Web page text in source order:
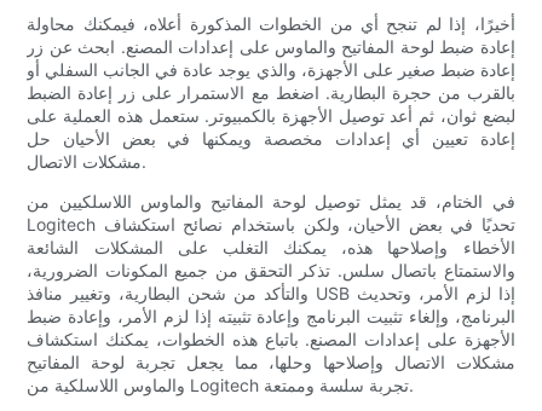
أخيرًا، إذا لم تنجح أي من الخطوات المذكورة أعلاه، فيمكنك محاولة
إعادة ضبط لوحة المفاتيح والماوس على إعدادات المصنع. ابحث عن زر
إعادة ضبط صغير على الأجهزة، والذي يوجد عادة في الجانب السفلي أو
بالقرب من حجرة البطارية. اضغط مع الاستمرار على زر إعادة الضبط
لبضع ثوان، ثم أعد توصيل الأجهزة بالكمبيوتر. ستعمل هذه العملية على
إعادة تعيين أي إعدادات مخصصة ويمكنها في بعض الأحيان حل
مشكلات الاتصال.
في الختام، قد يمثل توصيل لوحة المفاتيح والماوس اللاسلكيين من
Logitech تحديًا في بعض الأحيان، ولكن باستخدام نصائح استكشاف
الأخطاء وإصلاحها هذه، يمكنك التغلب على المشكلات الشائعة
والاستمتاع باتصال سلس. تذكر التحقق من جميع المكونات الضرورية،
والتأكد من شحن البطارية، وتغيير منافذ USB إذا لزم الأمر، وتحديث
البرنامج، وإلغاء تثبيت البرنامج وإعادة تثبيته إذا لزم الأمر، وإعادة ضبط
الأجهزة على إعدادات المصنع. باتباع هذه الخطوات، يمكنك استكشاف
مشكلات الاتصال وإصلاحها وحلها، مما يجعل تجربة لوحة المفاتيح
والماوس اللاسلكية من Logitech تجربة سلسة وممتعة.